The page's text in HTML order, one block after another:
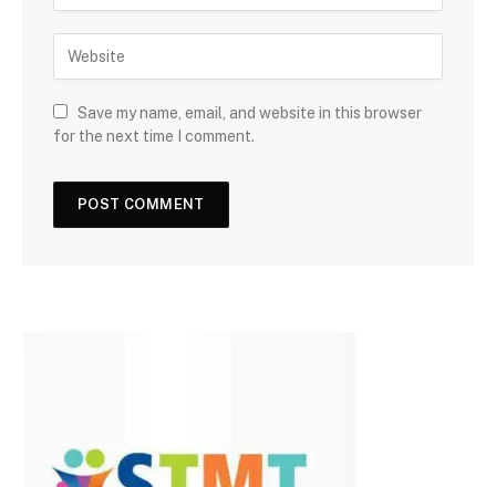
Save my name, email, and website in this browser
for the next time I comment.